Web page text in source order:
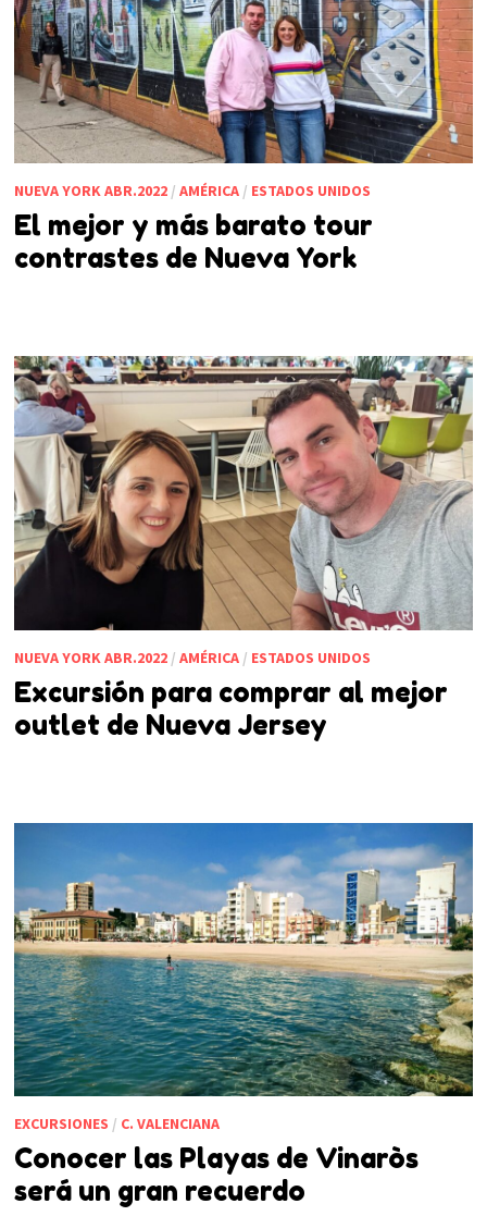
NUEVA YORK ABR.2022/ AMÉRICA/ ESTADOS UNIDOS
El mejor y más barato tour
contrastes de Nueva York
NUEVA YORK ABR.2022/ AMÉRICA/ ESTADOS UNIDOS
Excursión para comprar al mejor
outlet de Nueva Jersey
EXCURSIONES / C. VALENCIANA
Conocer las Playas de Vinaròs
será un gran recuerdo